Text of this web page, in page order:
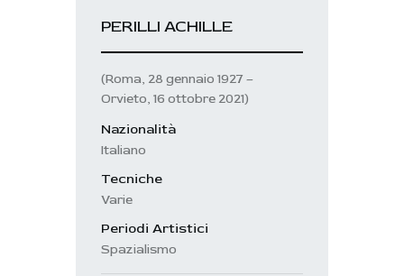
PERILLI ACHILLE
(Roma, 28 gennaio 1927 –
Orvieto, 16 ottobre 2021)
Nazionalità
Italiano
Tecniche
Varie
Periodi Artistici
Spazialismo